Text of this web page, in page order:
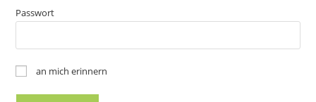
Passwort
an mich erinnern